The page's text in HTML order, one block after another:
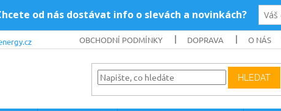
OBCHODNÍ PODMÍNKY DOPRAVA O NÁS
HLEDAT